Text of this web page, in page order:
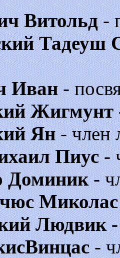
Витольд-
Тадеуш
Иван-
Жигмунт
Ян- член
Пиус-
Доминик-
Людвик-
-